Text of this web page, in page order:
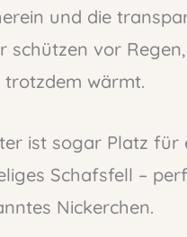
und die
schützen vor
trotzdem wärmt.
ist sogar Platz für
Schafsfell –
Nickerchen.